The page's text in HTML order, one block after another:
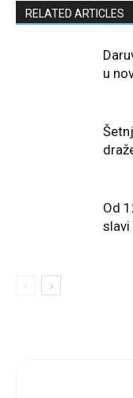
RELATED ARTICLES
u
Od